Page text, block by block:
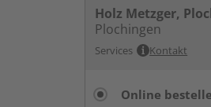
Holz Metzger,
Plochingen
Services Kontakt
Online